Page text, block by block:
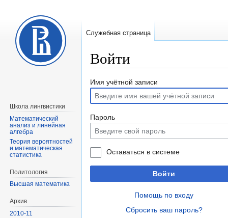
Войти
Перейти
навигации
Перейти
поиску
Имя учётной записи
Пароль
Оставаться в системе
Войти
Помощь по входу
Сбросить ваш пароль?
Служебная страница
Школа лингвистики
Математический
анализ и линейная
алгебра
Теория вероятностей
и математическая
статистика
Политология
Высшая математика
Архив
2010-11